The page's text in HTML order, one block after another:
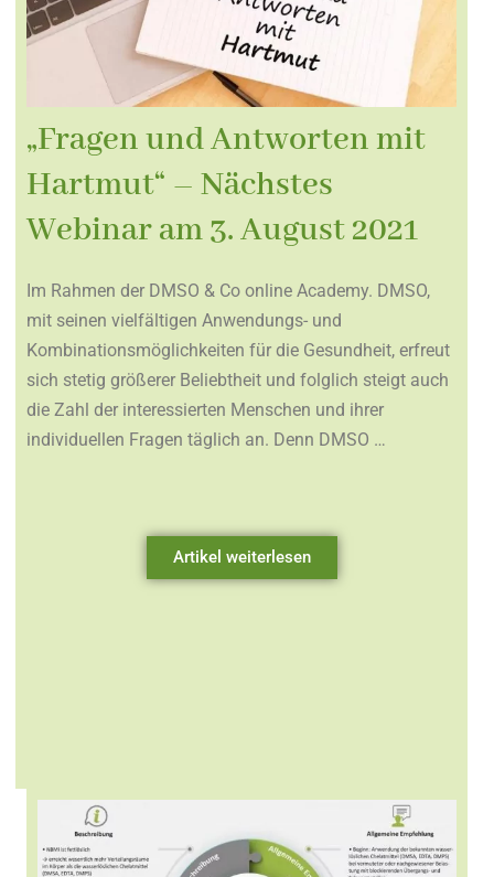
„Fragen und Antworten mit
Hartmut“ – Nächstes
Webinar am 3. August 2021
Im Rahmen der DMSO & Co online Academy. DMSO,
mit seinen vielfältigen Anwendungs- und
Kombinationsmöglichkeiten für die Gesundheit, erfreut
sich stetig größerer Beliebtheit und folglich steigt auch
die Zahl der interessierten Menschen und ihrer
individuellen Fragen täglich an. Denn DMSO …
Artikel weiterlesen